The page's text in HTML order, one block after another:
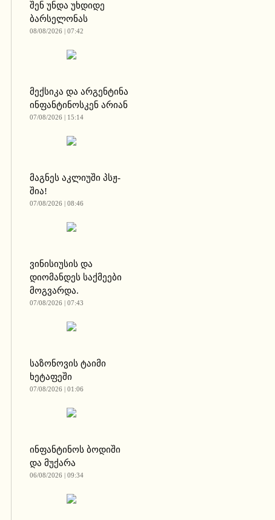
შენ უნდა უხდიდე
ბარსელონას
08/08/2026 | 07:42
მექსიკა და არგენტინა
ინფანტინოსკენ არიან
07/08/2026 | 15:14
მაგნეს აკლიუში პსჟ-
შია!
07/08/2026 | 08:46
ვინისიუსის და
დიომანდეს საქმეები
მოგვარდა.
07/08/2026 | 07:43
საზონოვის ტაიმი
ხეტაფეში
07/08/2026 | 01:06
ინფანტინოს ბოდიში
და მუქარა
06/08/2026 | 09:34